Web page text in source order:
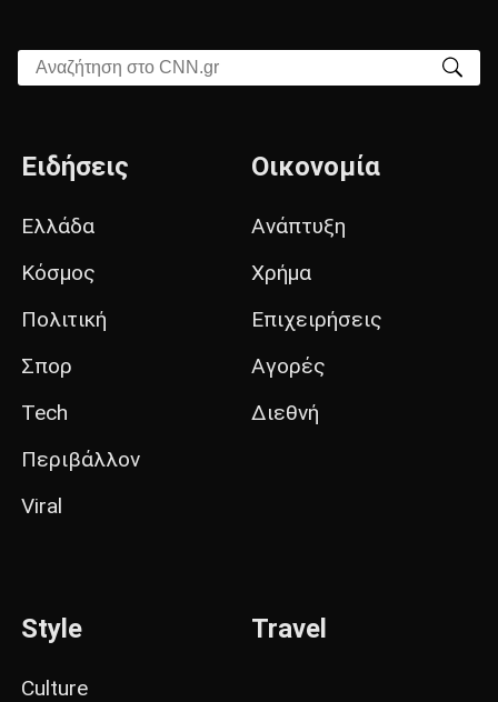
Αναζήτηση στο CNN.gr
Ειδήσεις
Ελλάδα
Κόσμος
Πολιτική
Σπορ
Tech
Περιβάλλον
Viral
Οικονομία
Ανάπτυξη
Χρήμα
Επιχειρήσεις
Αγορές
Διεθνή
Style
Culture
Travel